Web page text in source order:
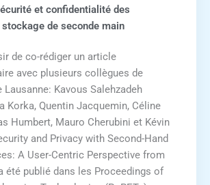
et confidentialité des
de seconde main
de co-rédiger un article
avec plusieurs collègues de
Lausanne: Kavous Salehzadeh
Korka, Quentin Jacquemin, Céline
Humbert, Mauro Cherubini et Kévin
and Privacy with Second-Hand
A User-Centric Perspective from
été publié dans les Proceedings of